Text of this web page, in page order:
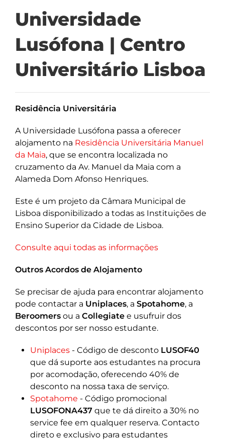
Universidade
Lusófona | Centro
Universitário Lisboa
Residência Universitária
A Universidade Lusófona passa a oferecer
alojamento na Residência Universitária Manuel
da Maia, que se encontra localizada no
cruzamento da Av. Manuel da Maia com a
Alameda Dom Afonso Henriques.
Este é um projeto da Câmara Municipal de
Lisboa disponibilizado a todas as Instituições de
Ensino Superior da Cidade de Lisboa.
Consulte aqui todas as informações
Outros Acordos de Alojamento
Se precisar de ajuda para encontrar alojamento
pode contactar a Uniplaces, a Spotahome, a
Beroomers ou a Collegiate e usufruir dos
descontos por ser nosso estudante.
Uniplaces - Código de desconto LUSOF40
que dá suporte aos estudantes na procura
por acomodação, oferecendo 40% de
desconto na nossa taxa de serviço.
Spotahome - Código promocional
LUSOFONA437 que te dá direito a 30% no
service fee em qualquer reserva. Contacto
direto e exclusivo para estudantes